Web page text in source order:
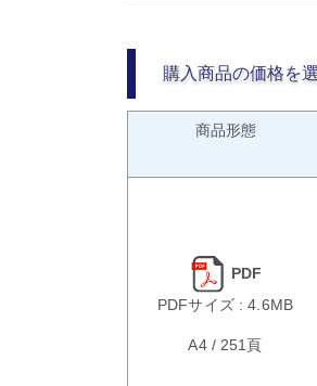
購入商品の価格を
商品形態
PDF
PDFサイズ : 4.6MB
A4 / 251頁